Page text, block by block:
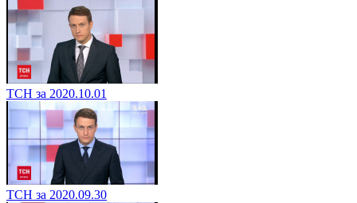
ТСН за 2020.10.01
ТСН за 2020.09.30